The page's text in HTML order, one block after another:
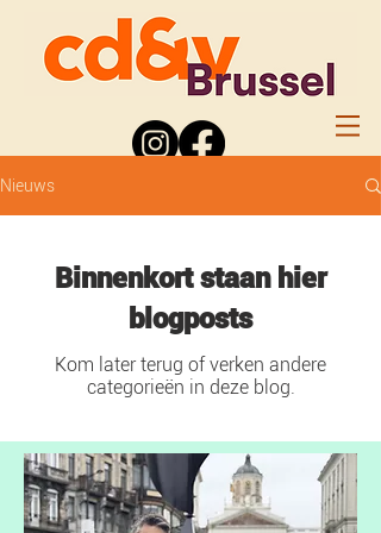
Nieuws
Binnenkort staan hier
blogposts
Kom later terug of verken andere
categorieën in deze blog.